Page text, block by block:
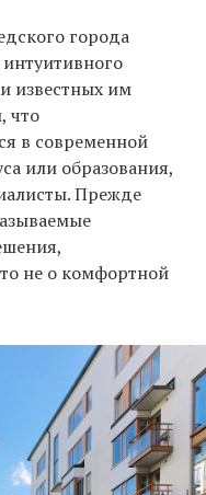
города
известных им
что
в современной
или образования,
Прежде
не о комфортной